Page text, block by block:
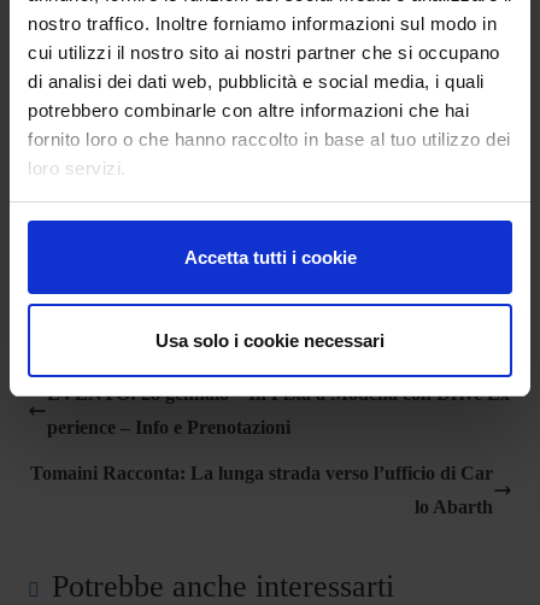
nostro traffico. Inoltre forniamo informazioni sul modo in
cui utilizzi il nostro sito ai nostri partner che si occupano
di analisi dei dati web, pubblicità e social media, i quali
potrebbero combinarle con altre informazioni che hai
fornito loro o che hanno raccolto in base al tuo utilizzo dei
loro servizi.
Accetta tutti i cookie
Usa solo i cookie necessari
Carrozzeria
Pannelli in alluminio e materiale plastico
Specchi esterni
Regolabili, ripiegabili e riscaldabili elettricamente
Aerodinamica
Spoiler anteriore e posteriore in forged composite con
EVENTO: 28 gennaio – In Pista a Modena con Drive Ex
perience – Info e Prenotazioni
Tomaini Racconta: La lunga strada verso l’ufficio di Car
lo Abarth
Potrebbe anche interessarti